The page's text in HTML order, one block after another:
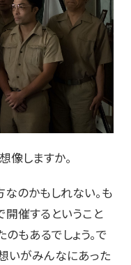
像しますか。
のかもしれない。も
開催するということ
もあるでしょう。で
いがみんなにあった